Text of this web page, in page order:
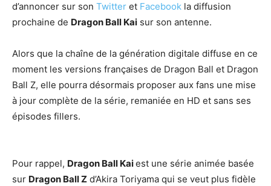
d’annoncer sur son Twitter et Facebook la diffusion
prochaine de Dragon Ball Kai sur son antenne.
Alors que la chaîne de la génération digitale diffuse en ce
moment les versions françaises de Dragon Ball et Dragon
Ball Z, elle pourra désormais proposer aux fans une mise
à jour complète de la série, remaniée en HD et sans ses
épisodes fillers.
Pour rappel, Dragon Ball Kaiest une série animée basée
sur Dragon Ball Z d’Akira Toriyama qui se veut plus fidèle